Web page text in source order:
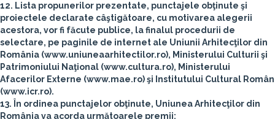
12. Lista propunerilor prezentate, punctajele obţinute şi
proiectele declarate câştigătoare, cu motivarea alegerii
acestora, vor fi făcute publice, la finalul procedurii de
selectare, pe paginile de internet ale Uniunii Arhitecţilor din
România (www.uniuneaarhitectilor.ro), Ministerului Culturii şi
Patrimoniului Naţional (www.cultura.ro), Ministerului
Afacerilor Externe (www.mae.ro) şi Institutului Cultural Român
(www.icr.ro).
13. În ordinea punctajelor obţinute, Uniunea Arhitecţilor din
România va acorda următoarele premii: